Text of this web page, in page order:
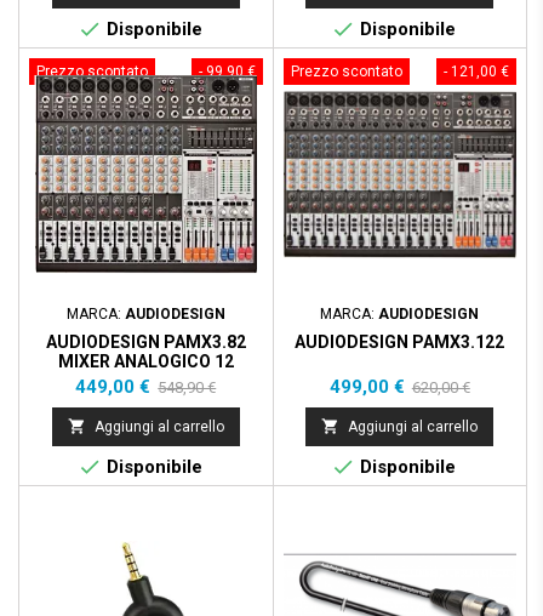
 Disponibile  Disponibile
- 99,90 €
Prezzo scontato
MARCA: AUDIODESIGN
AUDIODESIGN PAMX3.82
MIXER ANALOGICO 12
CANALI CON DSP
Prezzo
449,00 € Prezzo
base
548,90 €
 Aggiungi al carrello
 Disponibile
- 121,00 €
Prezzo scontato
MARCA:AUDIODESIGN
AUDIODESIGN PAMX3.122
Prezzo
499,00 € Prezzo
base
620,00 €
 Aggiungi al carrello
 Disponibile